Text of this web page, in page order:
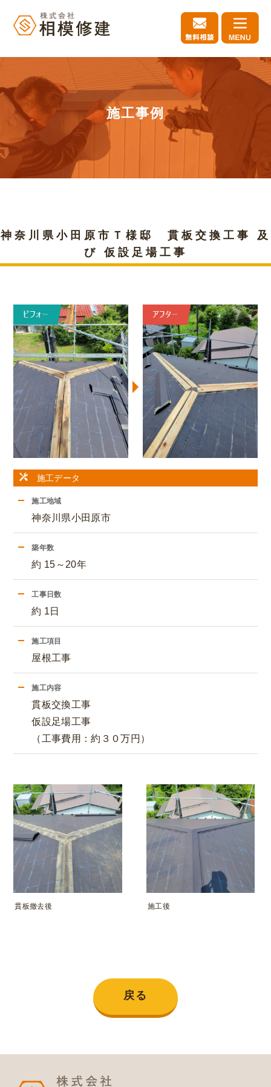
施工事例
神奈川県小田原市Ｔ様邸 貫板交換工事 及
び 仮設足場工事
施工データ
施工地域
神奈川県小田原市
築年数
約 15～20年
工事日数
約 1日
施工項目
屋根工事
施工内容
貫板交換工事
仮設足場工事
（工事費用：約３０万円）
貫板撤去後 施工後
戻る